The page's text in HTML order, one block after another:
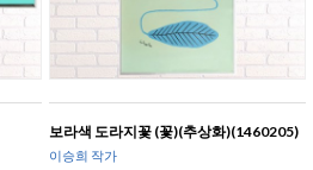
보라색 도라지꽃 (꽃)(추상화)(1460205)
이승희 작가